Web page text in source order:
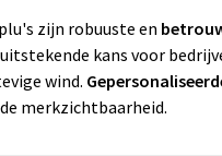
zijn robuuste en
kans voor
wind.
merkzichtbaarheid.